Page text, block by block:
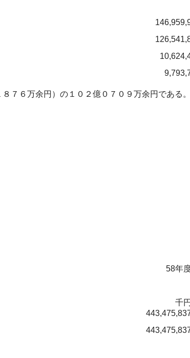
７６万余円）の１０２億０７０９万余円である
58年
千